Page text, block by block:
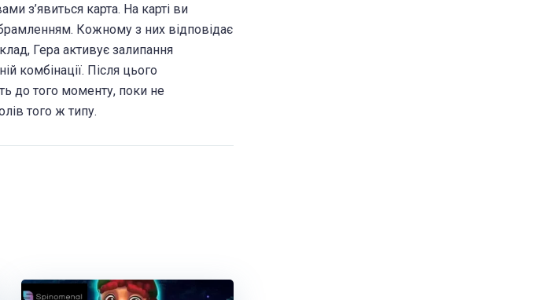
з’явиться карта. На карті ви
Кожному з них відповідає
Гера активує залипання
комбінації. Після цього
до того моменту, поки не
того ж типу.